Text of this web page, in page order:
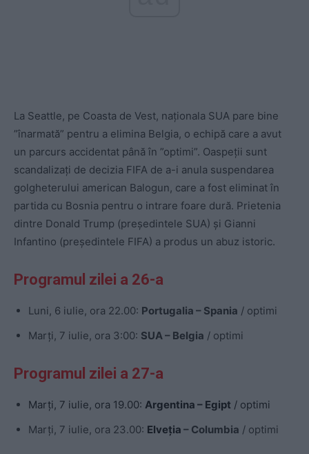
La Seattle, pe Coasta de Vest, naționala SUA pare bine
”înarmată” pentru a elimina Belgia, o echipă care a avut
un parcurs accidentat până în ”optimi”. Oaspeții sunt
scandalizați de decizia FIFA de a-i anula suspendarea
golgheterului american Balogun, care a fost eliminat în
partida cu Bosnia pentru o intrare foare dură. Prietenia
dintre Donald Trump (președintele SUA) și Gianni
Infantino (președintele FIFA) a produs un abuz istoric.
Programul zilei a 26-a
Luni, 6 iulie, ora 22.00: Portugalia – Spania / optimi
Marți, 7 iulie, ora 3:00: SUA – Belgia / optimi
Programul zilei a 27-a
Marți, 7 iulie, ora 19.00: Argentina – Egipt / optimi
Marți, 7 iulie, ora 23.00: Elveția – Columbia / optimi